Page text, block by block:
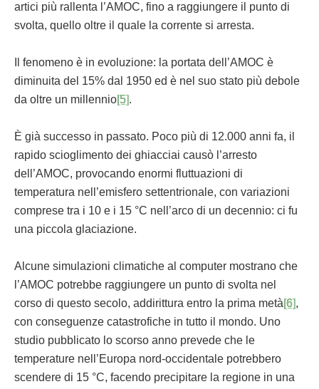
artici più rallenta l’AMOC, fino a raggiungere il punto di
svolta, quello oltre il quale la corrente si arresta.
Il fenomeno è in evoluzione: la portata dell’AMOC è
diminuita del 15% dal 1950 ed è nel suo stato più debole
da oltre un millennio[5].
È già successo in passato. Poco più di 12.000 anni fa, il
rapido scioglimento dei ghiacciai causò l’arresto
dell’AMOC, provocando enormi fluttuazioni di
temperatura nell’emisfero settentrionale, con variazioni
comprese tra i 10 e i 15 °C nell’arco di un decennio: ci fu
una piccola glaciazione.
Alcune simulazioni climatiche al computer mostrano che
l’AMOC potrebbe raggiungere un punto di svolta nel
corso di questo secolo, addirittura entro la prima metà [6],
con conseguenze catastrofiche in tutto il mondo. Uno
studio pubblicato lo scorso anno prevede che le
temperature nell’Europa nord-occidentale potrebbero
scendere di 15 °C, facendo precipitare la regione in una